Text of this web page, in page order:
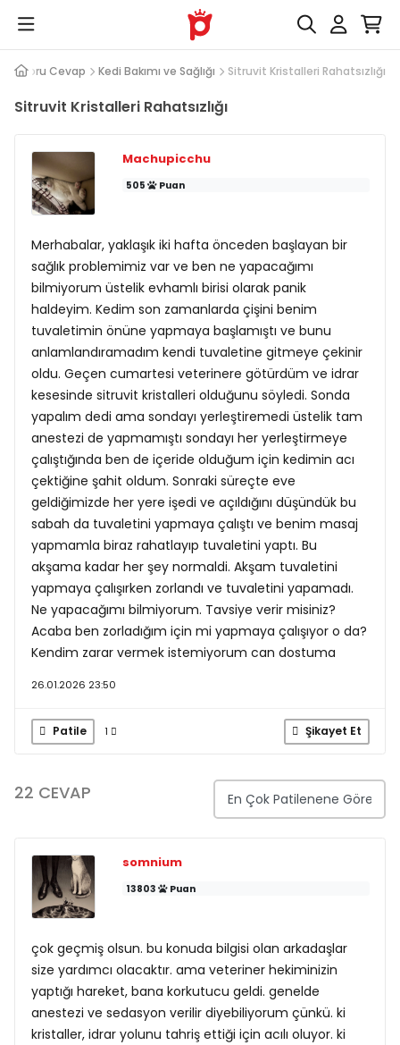
Soru Cevap Kedi Bakımı ve Sağlığı Sitruvit Kristalleri Rahatsızlığı
Sitruvit Kristalleri Rahatsızlığı
Machupicchu
505 Puan
Merhabalar, yaklaşık iki hafta önceden başlayan bir
sağlık problemimiz var ve ben ne yapacağımı
bilmiyorum üstelik evhamlı birisi olarak panik
haldeyim. Kedim son zamanlarda çişini benim
tuvaletimin önüne yapmaya başlamıştı ve bunu
anlamlandıramadım kendi tuvaletine gitmeye çekinir
oldu. Geçen cumartesi veterinere götürdüm ve idrar
kesesinde sitruvit kristalleri olduğunu söyledi. Sonda
yapalım dedi ama sondayı yerleştiremedi üstelik tam
anestezi de yapmamıştı sondayı her yerleştirmeye
çalıştığında ben de içeride olduğum için kedimin acı
çektiğine şahit oldum. Sonraki süreçte eve
geldiğimizde her yere işedi ve açıldığını düşündük bu
sabah da tuvaletini yapmaya çalıştı ve benim masaj
yapmamla biraz rahatlayıp tuvaletini yaptı. Bu
akşama kadar her şey normaldi. Akşam tuvaletini
yapmaya çalışırken zorlandı ve tuvaletini yapamadı.
Ne yapacağımı bilmiyorum. Tavsiye verir misiniz?
Acaba ben zorladığım için mi yapmaya çalışıyor o da?
Kendim zarar vermek istemiyorum can dostuma
26.01.2026 23:50
Patile 1 Şikayet Et
22 CEVAP
somnium
13803 Puan
çok geçmiş olsun. bu konuda bilgisi olan arkadaşlar
size yardımcı olacaktır. ama veteriner hekiminizin
yaptığı hareket, bana korkutucu geldi. genelde
anestezi ve sedasyon verilir diyebiliyorum çünkü. ki
kristaller, idrar yolunu tahriş ettiği için acılı oluyor. ki